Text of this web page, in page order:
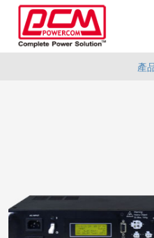
產